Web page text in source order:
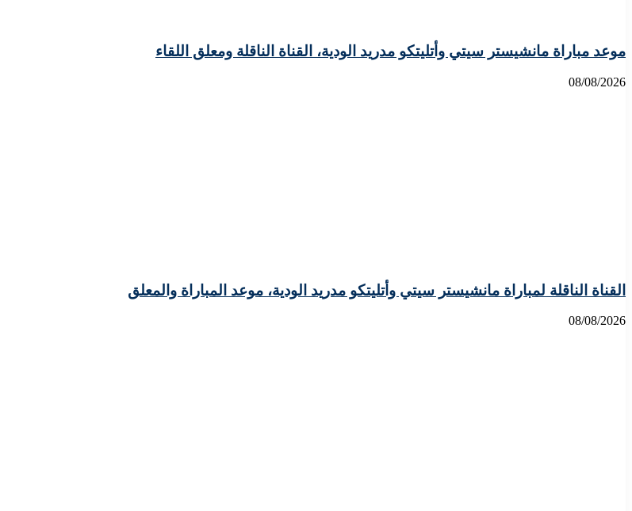
موعد مباراة مانشيستر سيتي وأتليتكو مدريد الودية، القناة الناقلة ومعلق اللقاء
08/08/2026
القناة الناقلة لمباراة مانشيستر سيتي وأتليتكو مدريد الودية، موعد المباراة والمعلق
08/08/2026